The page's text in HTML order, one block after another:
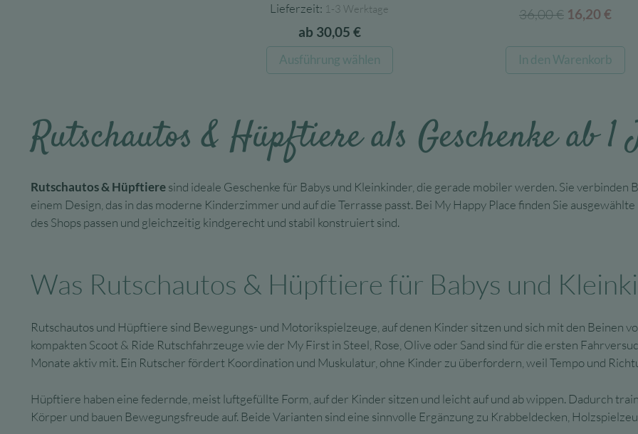
Lieferzeit: 1-3 Werktage
ab 30,05 €
Ausführung wählen
Produkt
Varianten
auf.
können
auf
der
werden
36,00€
war:
36,00 €
16,20 €
ist:
In den Warenkorb
Rutschautos & Hüpftiere als Geschenke ab
Rutschautos & Hüpftieresind ideale Geschenke für Babys und Kleinkinder, die gerade mobiler werden. Sie
einem Design, das in das moderne Kinderzimmer und auf die Terrasse passt. Bei My Happy Place finden Sie
des Shops passen und gleichzeitig kindgerecht und stabil konstruiert sind.
Was Rutschautos & Hüpftiere für Babys und
Rutschautos und Hüpftiere sind Bewegungs- und Motorikspielzeuge, auf denen Kinder sitzen und sich mit den Beinen
kompakten Scoot & Ride Rutschfahrzeuge wie der My First in Steel, Rose, Olive oder Sand sind für die ersten
Monate aktiv mit. Ein Rutscher fördert Koordination und Muskulatur, ohne Kinder zu überfordern, weil Tempo und
Hüpftiere haben eine federnde, meist luftgefüllte Form, auf der Kinder sitzen und leicht auf und ab wippen. Dadurch
Körper und bauen Bewegungsfreude auf. Beide Varianten sind eine sinnvolle Ergänzung zu Krabbeldecken,